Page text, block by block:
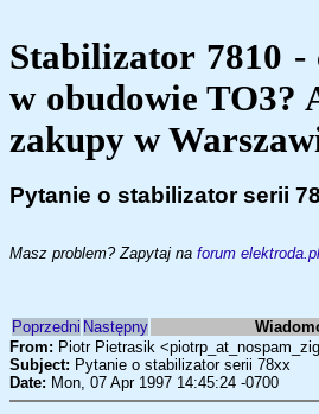
Stabilizator 7810 -
w obudowie TO3?
zakupy w
Pytanie o stabilizator serii
Masz problem? Zapytaj na forum elektroda.pl
Poprzedni Następny
From: Piotr Pietrasik
Subject: Pytanie o stabilizator serii 78xx
Date: Mon, 07 Apr 1997 14:45:24 -0700